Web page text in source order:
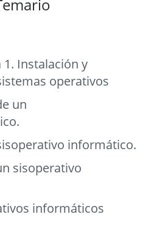
Instalación y
operativos
un
informático.
sisoperativo
informáticos